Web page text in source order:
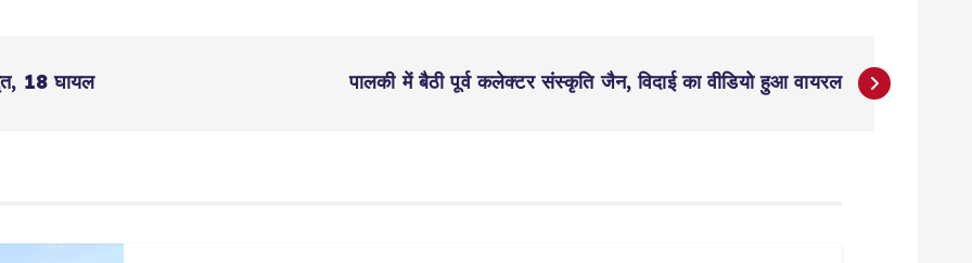
18 घायल पालकी में बैठी पूर्व कलेक्टर संस्कृति जैन, विदाई का वीडियो हुआ वायरल